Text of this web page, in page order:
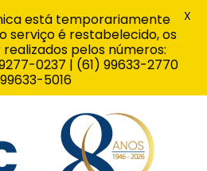
está temporariamente
serviço é restabelecido, os
pelos números:
0237 | (61) 99633-2770
5016
X